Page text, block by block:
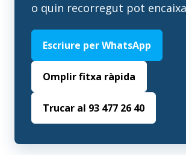
o quin recorregut pot
Escriure per WhatsApp
Omplir fitxa ràpida
Trucar al 93 477 26 40